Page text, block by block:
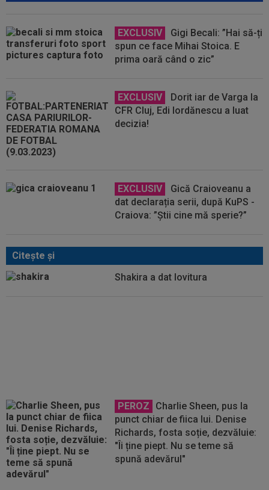
EXCLUSIV
Gigi Becali: ”Hai să-ți
spun ce face Mihai Stoica. E
prima oară când o zic”
EXCLUSIV
Dorit iar de Varga la
CFR Cluj, Edi Iordănescu a luat
decizia!
EXCLUSIV
Gică Craioveanu a
dat declarația serii, după KuPS -
Craiova: ”Știi cine mă sperie?”
Citeşte şi
Shakira a dat lovitura
PEROZ
Charlie Sheen, pus la
punct chiar de fiica lui. Denise
Richards, fosta soție, dezvăluie:
"Îi ține piept. Nu se teme să
spună adevărul"